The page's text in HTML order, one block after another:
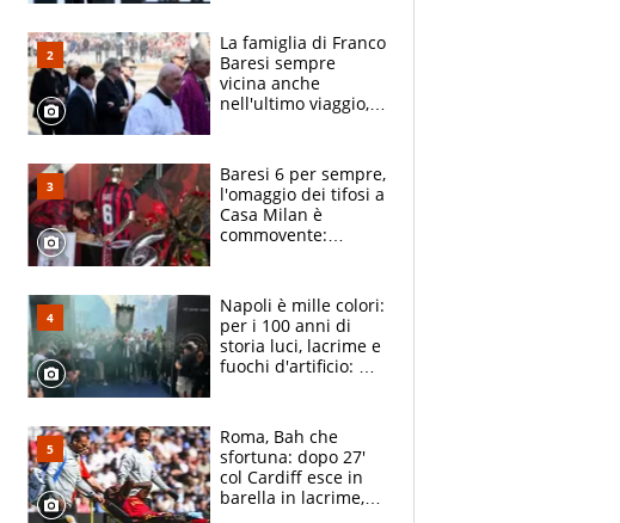
La famiglia di Franco
Baresi sempre
vicina anche
nell'ultimo viaggio,
circondati
dall'affetto dei tifosi
Baresi 6 per sempre,
l'omaggio dei tifosi a
Casa Milan è
commovente:
bigliettini
Napoli è mille colori:
per i 100 anni di
storia luci, lacrime e
fuochi d'artificio: De
Roma, Bah che
sfortuna: dopo 27'
col Cardiff esce in
barella in lacrime,